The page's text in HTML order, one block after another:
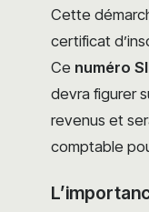
Cette
certificat
Ce numéro
devra figurer
revenus et
comptable